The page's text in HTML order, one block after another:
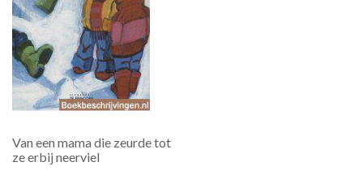
Van een mama die zeurde tot
ze erbij neerviel